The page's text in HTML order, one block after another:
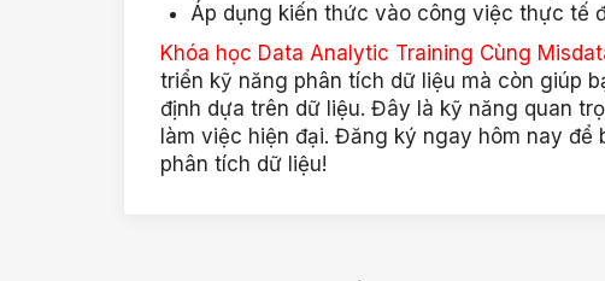
Áp dụng kiến thức vào công việc thực tế
Khóa học Data Analytic Training Cùng
triển kỹ năng phân tích dữ liệu mà còn giúp
định dựa trên dữ liệu. Đây là kỹ năng quan
làm việc hiện đại. Đăng ký ngay hôm nay
phân tích dữ liệu!